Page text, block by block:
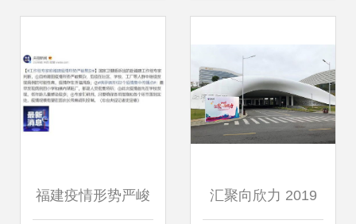
门市仙岳小学
福建疫情形势严峻 汇聚向欣力 2019